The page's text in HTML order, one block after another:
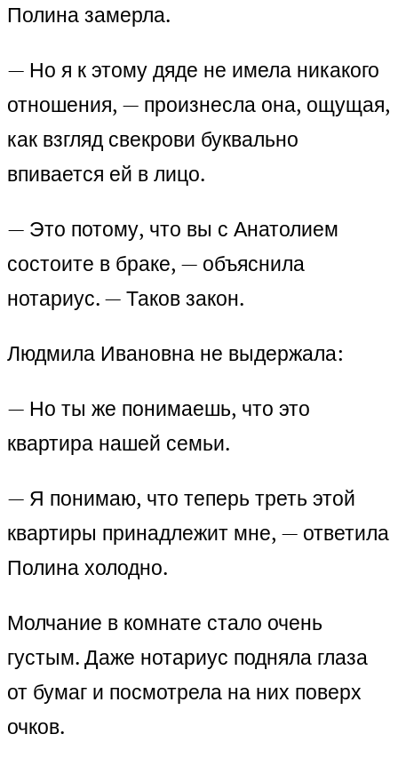
Полина замерла.
— Но я к этому дяде не имела никакого
отношения, — произнесла она, ощущая,
как взгляд свекрови буквально
впивается ей в лицо.
— Это потому, что вы с Анатолием
состоите в браке, — объяснила
нотариус. — Таков закон.
Людмила Ивановна не выдержала:
— Но ты же понимаешь, что это
квартира нашей семьи.
— Я понимаю, что теперь треть этой
квартиры принадлежит мне, — ответила
Полина холодно.
Молчание в комнате стало очень
густым. Даже нотариус подняла глаза
от бумаг и посмотрела на них поверх
очков.